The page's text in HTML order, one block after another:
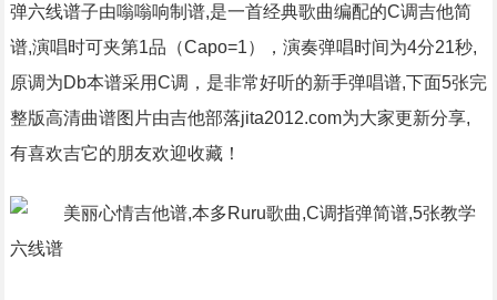
弹六线谱子由嗡嗡响制谱,是一首经典歌曲编配的C调吉他简
谱,演唱时可夹第1品（Capo=1），演奏弹唱时间为4分21秒,
原调为Db本谱采用C调，是非常好听的新手弹唱谱,下面5张完
整版高清曲谱图片由吉他部落jita2012.com为大家更新分享,
有喜欢吉它的朋友欢迎收藏！